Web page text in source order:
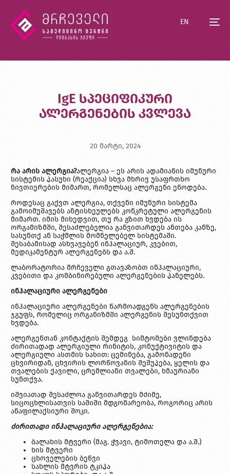
EN
IgE სპეციფიკური
ალერგენების კვლევა
20 მარტი, 2024
რა არის ალერგია?ალერგია – ეს არის ადამიანის იმუნური
სისტემის პასუხი (რეაქცია) სხვა მხრივ უსაფრთხო
ნივთიერების მიმართ, რომელსაც ალერგენი ეწოდება.
როდესაც გაქვთ ალერგია, თქვენი იმუნური სისტემა
გამოიმუშავებს ანტისხეულებს კონკრეტული ალერგენის
მიმართ. იმის მიხედვით, თუ რა გზით ხვდება ის
ორგამიზმში, შესაძლებელია განვითარდეს ანთება კანზე,
სასუნთქ ან საჭმლის მომნელებელ სისტემაში.
შესაბამისად ასხვავებენ ინჰალაციურ, კვებით,
მედიკამენტურ ალერგენებს და ა.შ.
ლაბორატორია მრჩეველი გთავაზობთ ინჰალაციური,
კვებითი და კომბინირებული ალერგენების პანელებს.
ინჰალაციური ალერგენები
ინჰალაციური ალერგენები წარმოადგენს ალერგენების
ჯგუფს, რომელიც ორგანიზმში ალერგენის შესუნთქვით
ხვდება.
ალერგენთან კონტაქტის შემდეგ სიმტომები ვლინდება
ძირითადად ალერგიული რინიტის, კონუქტივიტის და
ალერგიული ასთმის სახით: ცემინება, გამონადენი
ცხვირიდან, ცხვირის ლორწოვანის შეშუპება, ყელის და
თვალების ქავილი, ცრემლიანი თვალები, ხმაურიანი
სუნთქვა.
იშვიათად შესაძლოა განვითარდეს მძიმე,
სიცოცხლისათვის საშიში მდგომარეობა, როგორიც არის
ანაფილაქსიური შოკი.
ძირითადი ინჰალაციური ალერგენებია:
ბალახის მტვერი (მაგ. ჭვავი, ტიმოთელა და ა.შ.)
ხის მტვერი
ცხოველების ბეწვი
სახლის მტვრის ტკიპა